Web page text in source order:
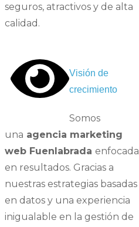
seguros, atractivos y de alta
calidad.
Visión de
crecimiento
Somos
una agencia marketing
web Fuenlabrada enfocada
en resultados. Gracias a
nuestras estrategias basadas
en datos y una experiencia
inigualable en la gestión de